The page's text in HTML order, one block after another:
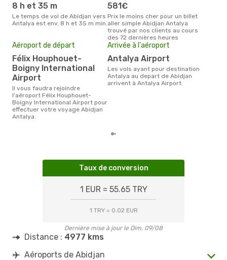
8 h et 35 m
Le temps de vol de Abidjan vers
Antalya est env. 8 h et 35 m min.
581€
Prix le moins cher pour un billet
aller simple Abidjan Antalya
trouvé par nos clients au cours
des 72 dernières heures
Aéroport de départ
Félix Houphouet-
Boigny International
Airport
Il vous faudra rejoindre
l'aéroport Félix Houphouet-
Boigny International Airport pour
effectuer votre voyage Abidjan
Antalya.
Arrivée à l'aéroport
Antalya Airport
Les vols ayant pour destination
Antalya au depart de Abidjan
arrivent à Antalya Airport
Taux de conversion
1 EUR = 55.65 TRY
1 TRY = 0.02 EUR
Dernière mise à jour le Dim. 09/08
Distance : 4977 kms
Aéroports de Abidjan